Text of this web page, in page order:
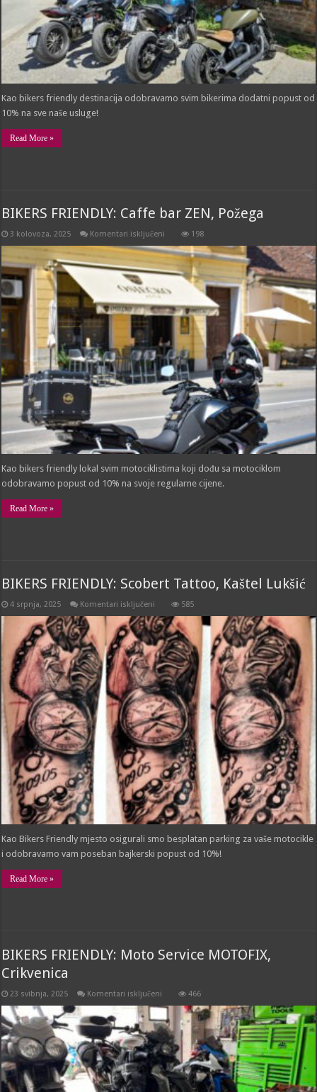
Kao bikers friendly destinacija odobravamo svim bikerima dodatni popust od
10% na sve naše usluge!
Read More »
BIKERS FRIENDLY: Caffe bar ZEN, Požega
3 kolovoza, 2025 Komentari isključeni
FRIENDLY:
Caffe
bar
ZEN,
Požega
198
Kao bikers friendly lokal svim motociklistima koji dođu sa motociklom
odobravamo popust od 10% na svoje regularne cijene.
Read More »
BIKERS FRIENDLY: Scobert Tattoo, Kaštel Lukšić
4 srpnja, 2025 Komentari isključeni
FRIENDLY:
Scobert
Tattoo,
Kaštel
Lukšić
585
Kao Bikers Friendly mjesto osigurali smo besplatan parking za vaše motocikle
i odobravamo vam poseban bajkerski popust od 10%!
Read More »
BIKERS FRIENDLY: Moto Service MOTOFIX,
Crikvenica
23 svibnja, 2025 Komentari isključeni
FRIENDLY:
Moto
Service
MOTOFIX,
Crikvenica
466